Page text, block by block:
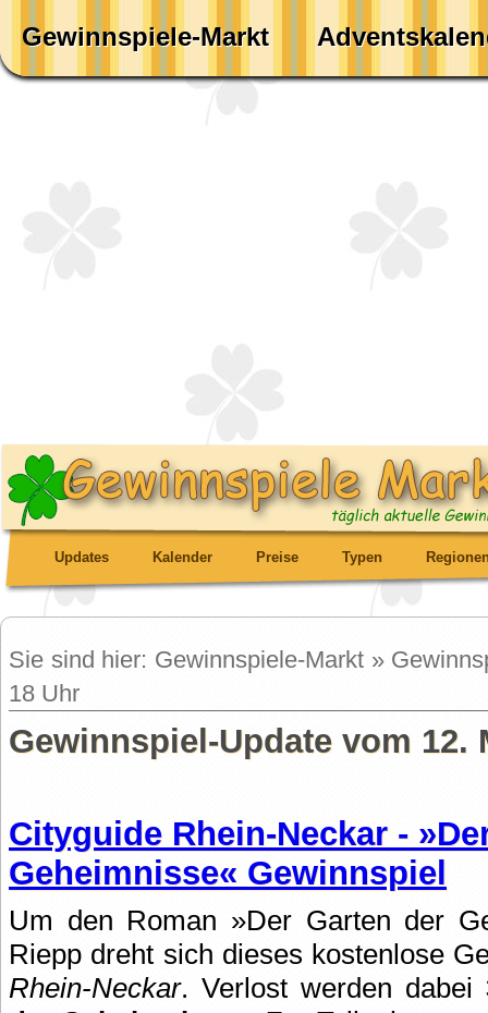
Gewinnspiele-Markt
Updates Kalender Preise Typen
Sie sind hier: Gewinnspiele-Markt »
18 Uhr
Gewinnspiel-Update vom 12.
Cityguide Rhein-Neckar -
Geheimnisse« Gewinnspiel
Um den Roman »Der Garten der
Riepp dreht sich dieses kostenlose
Rhein-Neckar. Verlost werden dabei